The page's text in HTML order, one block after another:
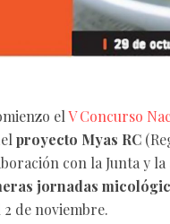
elV Concurso
proyecto Myas RC
con la Junta y
jornadas
de noviembre.